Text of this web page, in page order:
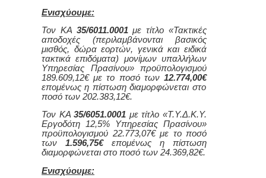
Ενισχύουμε:
Τον ΚΑ 35/6011.0001με τίτλο «Τακτικές
αποδοχές (περιλαμβάνονται βασικός
μισθός, δώρα εορτών, γενικά και ειδικά
τακτικά επιδόματα) μονίμων υπαλλήλων
Υπηρεσίας Πρασίνου» προϋπολογισμού
189.609,12€ με το ποσό των 12.774,00€
επομένως η πίστωση διαμορφώνεται στο
ποσό των 202.383,12€.
Τον ΚΑ35/6051.0001 με τίτλο «Τ.Υ.Δ.Κ.Υ.
Εργοδότη 12,5% Υπηρεσίας Πρασίνου»
προϋπολογισμού 22.773,07€ με το ποσό
των 1.596,75€επομένως η πίστωση
διαμορφώνεται στο ποσό των 24.369,82€.
Ενισχύουμε: